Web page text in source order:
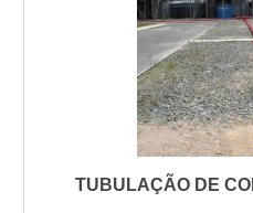
TUBULAÇÃO DE